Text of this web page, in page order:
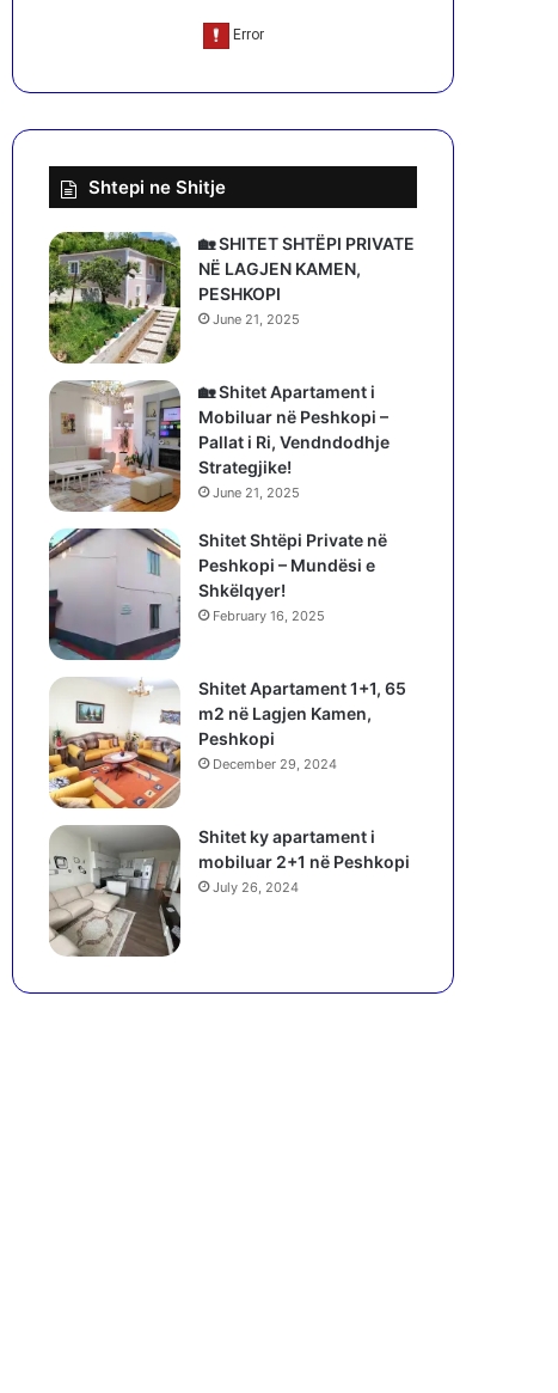
Shtepi ne Shitje
🏡 SHITET SHTËPI PRIVATE
NË LAGJEN KAMEN,
PESHKOPI
June 21, 2025
🏡 Shitet Apartament i
Mobiluar në Peshkopi –
Pallat i Ri, Vendndodhje
Strategjike!
June 21, 2025
Shitet Shtëpi Private në
Peshkopi – Mundësi e
Shkëlqyer!
February 16, 2025
Shitet Apartament 1+1, 65
m2 në Lagjen Kamen,
Peshkopi
December 29, 2024
Shitet ky apartament i
mobiluar 2+1 në Peshkopi
July 26, 2024